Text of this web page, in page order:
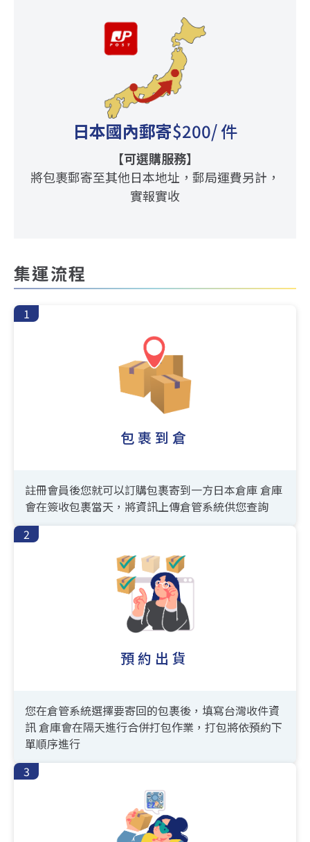
日本國內郵寄$200/ 件
【可選購服務】
將包裹郵寄至其他日本地址，郵局運費另計，
實報實收
集運流程
包裹到倉
註冊會員後您就可以訂購包裹寄到一方日本倉庫倉庫
會在簽收包裹當天，將資訊上傳倉管系統供您查詢
預約出貨
您在倉管系統選擇要寄回的包裹後，填寫台灣收件資
訊倉庫會在隔天進行合併打包作業，打包將依預約下
單順序進行